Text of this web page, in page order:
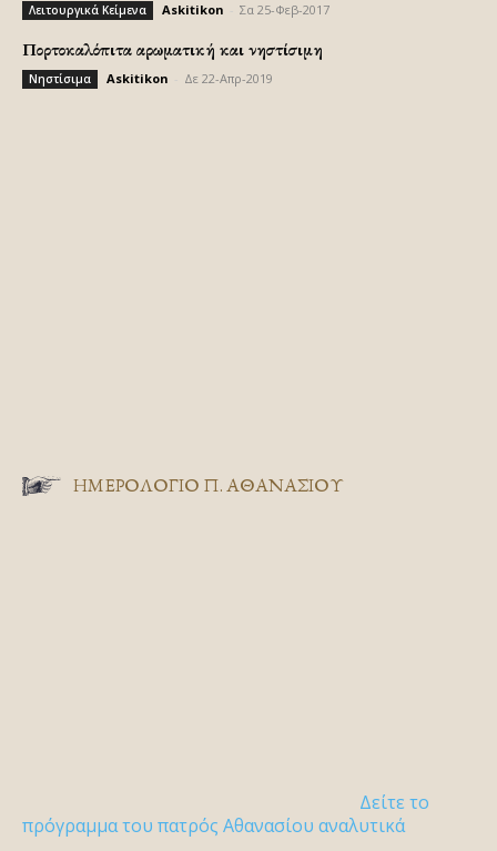
Λειτουργικά Κείμενα Askitikon Σα 25-Φεβ-2017
Πορτοκαλόπιτα αρωματική και νηστίσιμη
Νηστίσιμα Askitikon Δε 22-Απρ-2019
ΗΜΕΡΟΛΟΓΙΟ Π. ΑΘΑΝΑΣΙΟΥ
Δείτε το
πρόγραμμα του πατρός Αθανασίου αναλυτικά